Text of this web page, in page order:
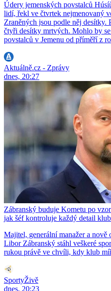
Údery jemenských povstalců
lidí, řekl ve čtvrtek nejmenovaný
Zraněných jsou podle něj desítky.
čtyři desítky mrtvých. Mohlo by
povstalců v Jemenu od příměří z
Aktuálně.cz - Zprávy
dnes, 20:27
Zábranský buduje Kometu po
jak šéf kontroluje každý detail
Majitel, generální manažer a nově
Libor Zábranský stáhl veškeré
rukou právě ve chvíli, kdy klub
SportyŽivě
dnes, 20:23